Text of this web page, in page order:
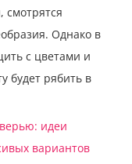
, смотрятся
Однако в
с цветами и
будет рябить в